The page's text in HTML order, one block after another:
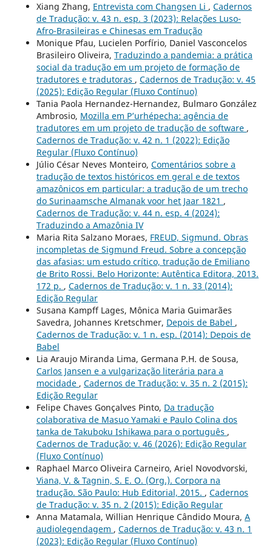
Xiang Zhang, Entrevista com Changsen Li , Cadernos
de Tradução: v. 43 n. esp. 3 (2023): Relações Luso-
Afro-Brasileiras e Chinesas em Tradução
Monique Pfau, Lucielen Porfírio, Daniel Vasconcelos
Brasileiro Oliveira, Traduzindo a pandemia: a prática
social da tradução em um projeto de formação de
tradutores e tradutoras , Cadernos de Tradução: v. 45
(2025): Edição Regular (Fluxo Contínuo)
Tania Paola Hernandez-Hernandez, Bulmaro González
Ambrosio, Mozilla em P’urhépecha: agência de
tradutores em um projeto de tradução de software ,
Cadernos de Tradução: v. 42 n. 1 (2022): Edição
Regular (Fluxo Contínuo)
Júlio César Neves Monteiro, Comentários sobre a
tradução de textos históricos em geral e de textos
amazônicos em particular: a tradução de um trecho
do Surinaamsche Almanak voor het Jaar 1821 ,
Cadernos de Tradução: v. 44 n. esp. 4 (2024):
Traduzindo a Amazônia IV
Maria Rita Salzano Moraes, FREUD, Sigmund. Obras
incompletas de Sigmund Freud. Sobre a concepção
das afasias: um estudo crítico, tradução de Emiliano
de Brito Rossi. Belo Horizonte: Autêntica Editora, 2013.
172 p. , Cadernos de Tradução: v. 1 n. 33 (2014):
Edição Regular
Susana Kampff Lages, Mônica Maria Guimarães
Savedra, Johannes Kretschmer, Depois de Babel ,
Cadernos de Tradução: v. 1 n. esp. (2014): Depois de
Babel
Lia Araujo Miranda Lima, Germana P.H. de Sousa,
Carlos Jansen e a vulgarização literária para a
mocidade , Cadernos de Tradução: v. 35 n. 2 (2015):
Edição Regular
Felipe Chaves Gonçalves Pinto, Da tradução
colaborativa de Masuo Yamaki e Paulo Colina dos
tanka de Takuboku Ishikawa para o português ,
Cadernos de Tradução: v. 46 (2026): Edição Regular
(Fluxo Contínuo)
Raphael Marco Oliveira Carneiro, Ariel Novodvorski,
Viana, V. & Tagnin, S. E. O. (Org.). Corpora na
tradução. São Paulo: Hub Editorial, 2015. , Cadernos
de Tradução: v. 35 n. 2 (2015): Edição Regular
Anna Matamala, Willian Henrique Cândido Moura, A
audiolegendagem , Cadernos de Tradução: v. 43 n. 1
(2023): Edição Regular (Fluxo Contínuo)